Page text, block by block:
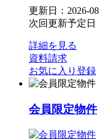
更新日：2026-
次回更新予定日
詳細を見る
資料請求
お気に入り登録
会員限定物件